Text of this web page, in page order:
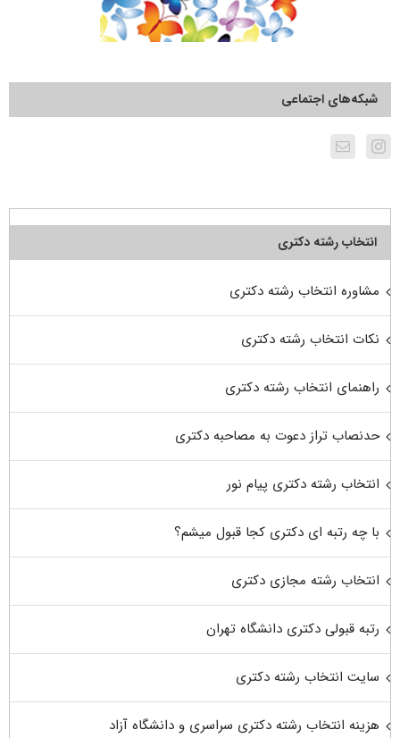
شبکه‌های اجتماعی
انتخاب رشته دکتری
مشاوره انتخاب رشته دکتری
نکات انتخاب رشته دکتری
راهنمای انتخاب رشته دکتری
حدنصاب تراز دعوت به مصاحبه دکتری
انتخاب رشته دکتری پیام نور
با چه رتبه ای دکتری کجا قبول میشم؟
انتخاب رشته مجازی دکتری
رتبه قبولی دکتری دانشگاه تهران
سایت انتخاب رشته دکتری
هزینه انتخاب رشته دکتری سراسری و دانشگاه آزاد